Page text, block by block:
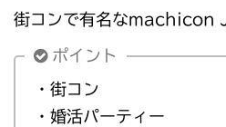
街コンで有名なmachicon
ポイント
・街コン
・婚活パーティー